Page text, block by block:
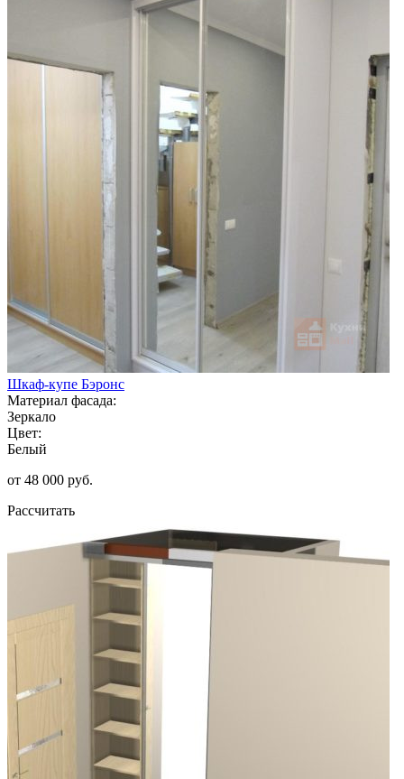
Шкаф-купе Бэронс
Материал фасада:
Зеркало
Цвет:
Белый
от 48 000 руб.
Рассчитать